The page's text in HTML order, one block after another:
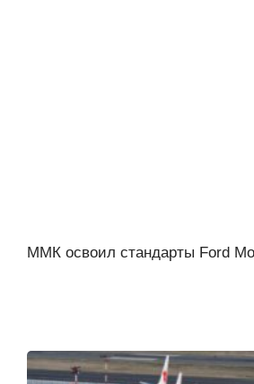
ММК освоил стандарты Ford